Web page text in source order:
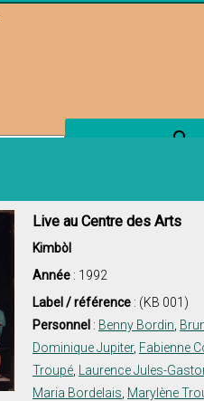
Search Button
Live au Centre des Arts
Kimbòl
Année : 1992
Label / référence : (KB 001)
Personnel : Benny Bordin
Dominique Jupiter, Fabienne
Troupé
Laurence Jules-
Maria Bordelais Marylène